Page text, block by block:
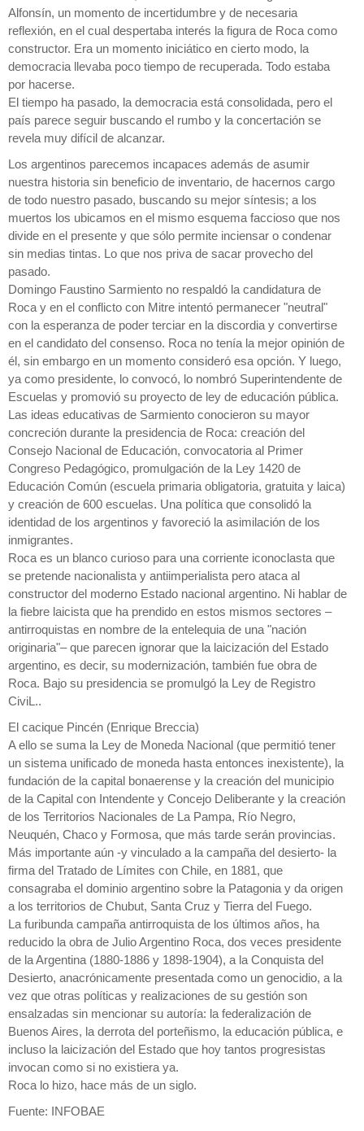
Alfonsín, un momento de incertidumbre y de necesaria
reflexión, en el cual despertaba interés la figura de Roca como
constructor. Era un momento iniciático en cierto modo, la
democracia llevaba poco tiempo de recuperada. Todo estaba
por hacerse.
El tiempo ha pasado, la democracia está consolidada, pero el
país parece seguir buscando el rumbo y la concertación se
revela muy difícil de alcanzar.
Los argentinos parecemos incapaces además de asumir
nuestra historia sin beneficio de inventario, de hacernos cargo
de todo nuestro pasado, buscando su mejor síntesis; a los
muertos los ubicamos en el mismo esquema faccioso que nos
divide en el presente y que sólo permite inciensar o condenar
sin medias tintas. Lo que nos priva de sacar provecho del
pasado.
Domingo Faustino Sarmiento no respaldó la candidatura de
Roca y en el conflicto con Mitre intentó permanecer "neutral"
con la esperanza de poder terciar en la discordia y convertirse
en el candidato del consenso. Roca no tenía la mejor opinión de
él, sin embargo en un momento consideró esa opción. Y luego,
ya como presidente, lo convocó, lo nombró Superintendente de
Escuelas y promovió su proyecto de ley de educación pública.
Las ideas educativas de Sarmiento conocieron su mayor
concreción durante la presidencia de Roca: creación del
Consejo Nacional de Educación, convocatoria al Primer
Congreso Pedagógico, promulgación de la Ley 1420 de
Educación Común (escuela primaria obligatoria, gratuita y laica)
y creación de 600 escuelas. Una política que consolidó la
identidad de los argentinos y favoreció la asimilación de los
inmigrantes.
Roca es un blanco curioso para una corriente iconoclasta que
se pretende nacionalista y antiimperialista pero ataca al
constructor del moderno Estado nacional argentino. Ni hablar de
la fiebre laicista que ha prendido en estos mismos sectores –
antirroquistas en nombre de la entelequia de una "nación
originaria"– que parecen ignorar que la laicización del Estado
argentino, es decir, su modernización, también fue obra de
Roca. Bajo su presidencia se promulgó la Ley de Registro
CiviL..
El cacique Pincén (Enrique Breccia)
A ello se suma la Ley de Moneda Nacional (que permitió tener
un sistema unificado de moneda hasta entonces inexistente), la
fundación de la capital bonaerense y la creación del municipio
de la Capital con Intendente y Concejo Deliberante y la creación
de los Territorios Nacionales de La Pampa, Río Negro,
Neuquén, Chaco y Formosa, que más tarde serán provincias.
Más importante aún -y vinculado a la campaña del desierto- la
firma del Tratado de Límites con Chile, en 1881, que
consagraba el dominio argentino sobre la Patagonia y da origen
a los territorios de Chubut, Santa Cruz y Tierra del Fuego.
La furibunda campaña antirroquista de los últimos años, ha
reducido la obra de Julio Argentino Roca, dos veces presidente
de la Argentina (1880-1886 y 1898-1904), a la Conquista del
Desierto, anacrónicamente presentada como un genocidio, a la
vez que otras políticas y realizaciones de su gestión son
ensalzadas sin mencionar su autoría: la federalización de
Buenos Aires, la derrota del porteñismo, la educación pública, e
incluso la laicización del Estado que hoy tantos progresistas
invocan como si no existiera ya.
Roca lo hizo, hace más de un siglo.
Fuente: INFOBAE